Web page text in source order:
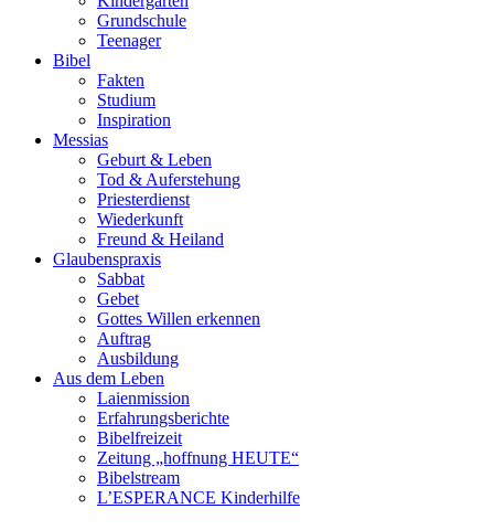
Grundschule
Teenager
Bibel
Fakten
Studium
Inspiration
Messias
Geburt & Leben
Tod & Auferstehung
Priesterdienst
Wiederkunft
Freund & Heiland
Glaubenspraxis
Sabbat
Gebet
Gottes Willen erkennen
Auftrag
Ausbildung
Aus dem Leben
Laienmission
Erfahrungsberichte
Bibelfreizeit
Zeitung „hoffnung HEUTE“
Bibelstream
L’ESPERANCE Kinderhilfe